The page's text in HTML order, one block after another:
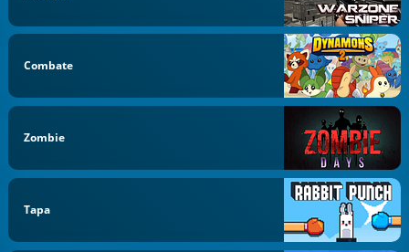
Combate
Zombie
Tapa